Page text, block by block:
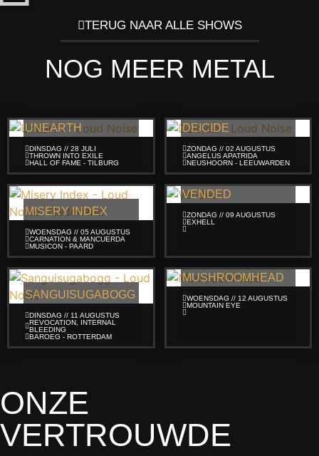
TERUG NAAR ALLE SHOWS
NOG MEER METAL
UNEARTH
DINSDAG // 28 JULI
THROWN INTO EXILE
HALL OF FAME - TILBURG
DEICIDE
ZONDAG // 02 AUGUSTUS
ANGELUS APATRIDA
NEUSHOORN - LEEUWARDEN
MISERY INDEX
WOENSDAG // 05 AUGUSTUS
CARNATION & MANCUERDA
MUSICON - PAARD
VENDED
ZONDAG // 09 AUGUSTUS
EXHELL
SANGUISUGABOGG
DINSDAG // 11 AUGUSTUS
REVOCATION, INTERNAL
BLEEDING
BAROEG - ROTTERDAM
MUSHROOMHEAD
WOENSDAG // 12 AUGUSTUS
MOUNTAIN EYE
ONZE
VERTROUWDE